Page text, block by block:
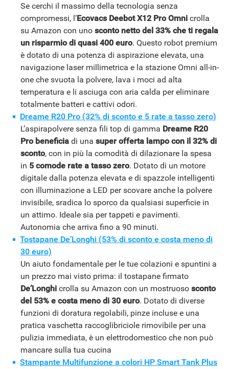
HOW TO
Se cerchi il massimo della tecnologia senza
compromessi, l’Ecovacs Deebot X12 Pro Omni crolla
su Amazon con uno sconto netto del 33% che ti regala
un risparmio di quasi 400 euro. Questo robot premium
è dotato di una potenza di aspirazione elevata, una
navigazione laser millimetrica e la stazione Omni all-in-
one che svuota la polvere, lava i moci ad alta
temperatura e li asciuga con aria calda per eliminare
totalmente batteri e cattivi odori.
Dreame R20 Pro (32% di sconto e 5 rate a tasso zero)
L’aspirapolvere senza fili top di gamma Dreame R20
Pro beneficia di una super offerta lampo con il 32% di
sconto, con in più la comodità di dilazionare la spesa
in 5 comode rate a tasso zero. Dotato di un motore
digitale dalla potenza elevata e di spazzole intelligenti
con illuminazione a LED per scovare anche la polvere
invisibile, sradica lo sporco da qualsiasi superficie in
un attimo. Ideale sia per tappeti e pavimenti.
Autonomia che arriva fino a 90 minuti.
Tostapane De’Longhi (53% di sconto e costa meno di
30 euro)
Un aiuto fondamentale per le tue colazioni e spuntini a
un prezzo mai visto prima: il tostapane firmato
De’Longhi crolla su Amazon con un mostruoso sconto
del 53% e costa meno di 30 euro. Dotato di diverse
funzioni di doratura regolabili, pinze incluse e una
pratica vaschetta raccoglibriciole rimovibile per una
pulizia immediata, è un elettrodomestico che non può
mancare sulla tua cucina
Stampante Multifunzione a colori HP Smart Tank Plus